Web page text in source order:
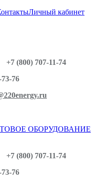
Личный кабинет
(800) 707-11-74
76
(800) 707-11-74
76